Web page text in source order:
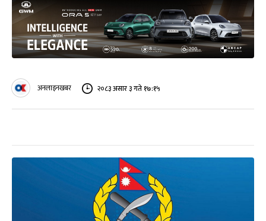
अनलाइनखबर २०८३ असार ३ गते १७:१५